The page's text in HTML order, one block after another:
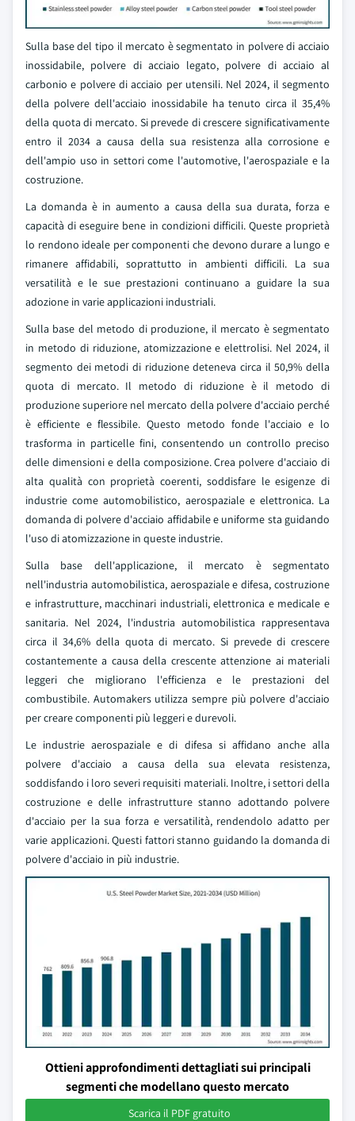
Sulla base del tipo il mercato è segmentato in polvere di acciaio
inossidabile, polvere di acciaio legato, polvere di acciaio al
carbonio e polvere di acciaio per utensili. Nel 2024, il segmento
della polvere dell'acciaio inossidabile ha tenuto circa il 35,4%
della quota di mercato. Si prevede di crescere significativamente
entro il 2034 a causa della sua resistenza alla corrosione e
dell'ampio uso in settori come l'automotive, l'aerospaziale e la
costruzione.
La domanda è in aumento a causa della sua durata, forza e
capacità di eseguire bene in condizioni difficili. Queste proprietà
lo rendono ideale per componenti che devono durare a lungo e
rimanere affidabili, soprattutto in ambienti difficili. La sua
versatilità e le sue prestazioni continuano a guidare la sua
adozione in varie applicazioni industriali.
Sulla base del metodo di produzione, il mercato è segmentato
in metodo di riduzione, atomizzazione e elettrolisi. Nel 2024, il
segmento dei metodi di riduzione deteneva circa il 50,9% della
quota di mercato. Il metodo di riduzione è il metodo di
produzione superiore nel mercato della polvere d'acciaio perché
è efficiente e flessibile. Questo metodo fonde l'acciaio e lo
trasforma in particelle fini, consentendo un controllo preciso
delle dimensioni e della composizione. Crea polvere d'acciaio di
alta qualità con proprietà coerenti, soddisfare le esigenze di
industrie come automobilistico, aerospaziale e elettronica. La
domanda di polvere d'acciaio affidabile e uniforme sta guidando
l'uso di atomizzazione in queste industrie.
Sulla base dell'applicazione, il mercato è segmentato
nell'industria automobilistica, aerospaziale e difesa, costruzione
e infrastrutture, macchinari industriali, elettronica e medicale e
sanitaria. Nel 2024, l'industria automobilistica rappresentava
circa il 34,6% della quota di mercato. Si prevede di crescere
costantemente a causa della crescente attenzione ai materiali
leggeri che migliorano l'efficienza e le prestazioni del
combustibile. Automakers utilizza sempre più polvere d'acciaio
per creare componenti più leggeri e durevoli.
Le industrie aerospaziale e di difesa si affidano anche alla
polvere d'acciaio a causa della sua elevata resistenza,
soddisfando i loro severi requisiti materiali. Inoltre, i settori della
costruzione e delle infrastrutture stanno adottando polvere
d'acciaio per la sua forza e versatilità, rendendolo adatto per
varie applicazioni. Questi fattori stanno guidando la domanda di
polvere d'acciaio in più industrie.
Ottieni approfondimenti dettagliati sui principali
segmenti che modellano questo mercato
Scarica il PDF gratuito